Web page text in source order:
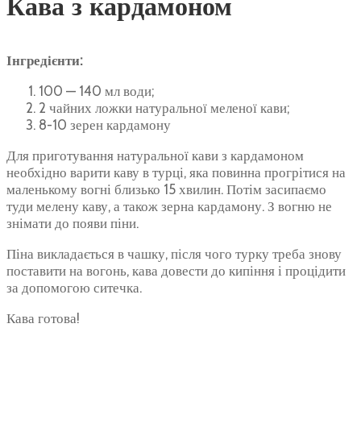
Кава з кардамоном
Інгредієнти:
100 — 140 мл води;
2 чайних ложки натуральної меленої кави;
8-10 зерен кардамону
Для приготування натуральної кави з кардамоном
необхідно варити каву в турці, яка повинна прогрітися на
маленькому вогні близько 15 хвилин. Потім засипаємо
туди мелену каву, а також зерна кардамону. З вогню не
знімати до появи піни.
Піна викладається в чашку, після чого турку треба знову
поставити на вогонь, кава довести до кипіння і процідити
за допомогою ситечка.
Кава готова!